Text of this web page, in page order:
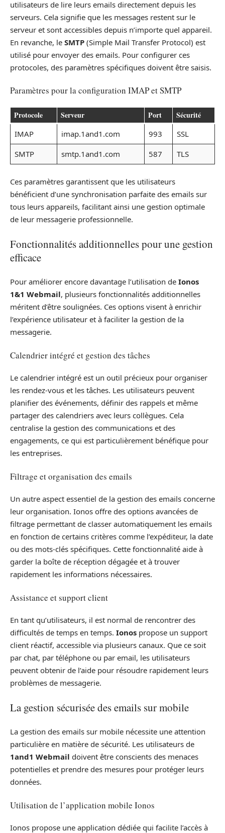
utilisateurs de lire leurs emails directement depuis les
serveurs. Cela signifie que les messages restent sur le
serveur et sont accessibles depuis n’importe quel appareil.
En revanche, le SMTP (Simple Mail Transfer Protocol) est
utilisé pour envoyer des emails. Pour configurer ces
protocoles, des paramètres spécifiques doivent être saisis.
Paramètres pour la configuration IMAP et SMTP
Protocole Serveur Port Sécurité
IMAP imap.1and1.com 993
SSL
SMTP
smtp.1and1.com 587 TLS
Ces paramètres garantissent que les utilisateurs
bénéficient d’une synchronisation parfaite des emails sur
tous leurs appareils, facilitant ainsi une gestion optimale
de leur messagerie professionnelle.
Fonctionnalités additionnelles pour une gestion
efficace
Pour améliorer encore davantage l’utilisation de Ionos
1&1 Webmail, plusieurs fonctionnalités additionnelles
méritent d’être soulignées. Ces options visent à enrichir
l’expérience utilisateur et à faciliter la gestion de la
messagerie.
Calendrier intégré et gestion des tâches
Le calendrier intégré est un outil précieux pour organiser
les rendez-vous et les tâches. Les utilisateurs peuvent
planifier des événements, définir des rappels et même
partager des calendriers avec leurs collègues. Cela
centralise la gestion des communications et des
engagements, ce qui est particulièrement bénéfique pour
les entreprises.
Filtrage et organisation des emails
Un autre aspect essentiel de la gestion des emails concerne
leur organisation. Ionos offre des options avancées de
filtrage permettant de classer automatiquement les emails
en fonction de certains critères comme l’expéditeur, la date
ou des mots-clés spécifiques. Cette fonctionnalité aide à
garder la boîte de réception dégagée et à trouver
rapidement les informations nécessaires.
Assistance et support client
En tant qu’utilisateurs, il est normal de rencontrer des
difficultés de temps en temps. Ionos propose un support
client réactif, accessible via plusieurs canaux. Que ce soit
par chat, par téléphone ou par email, les utilisateurs
peuvent obtenir de l’aide pour résoudre rapidement leurs
problèmes de messagerie.
La gestion sécurisée des emails sur mobile
La gestion des emails sur mobile nécessite une attention
particulière en matière de sécurité. Les utilisateurs de
1and1 Webmail doivent être conscients des menaces
potentielles et prendre des mesures pour protéger leurs
données.
Utilisation de l’application mobile Ionos
Ionos propose une application dédiée qui facilite l’accès à